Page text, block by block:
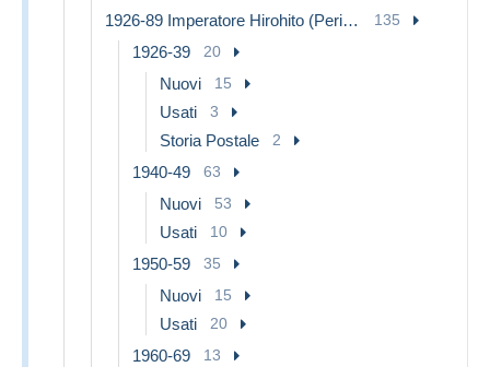
1926-89 Imperatore Hirohito (Periodo Showa) 135
1926-39 20
Nuovi 15
Usati 3
Storia Postale 2
1940-49 63
Nuovi 53
Usati 10
1950-59 35
Nuovi 15
Usati 20
1960-69 13